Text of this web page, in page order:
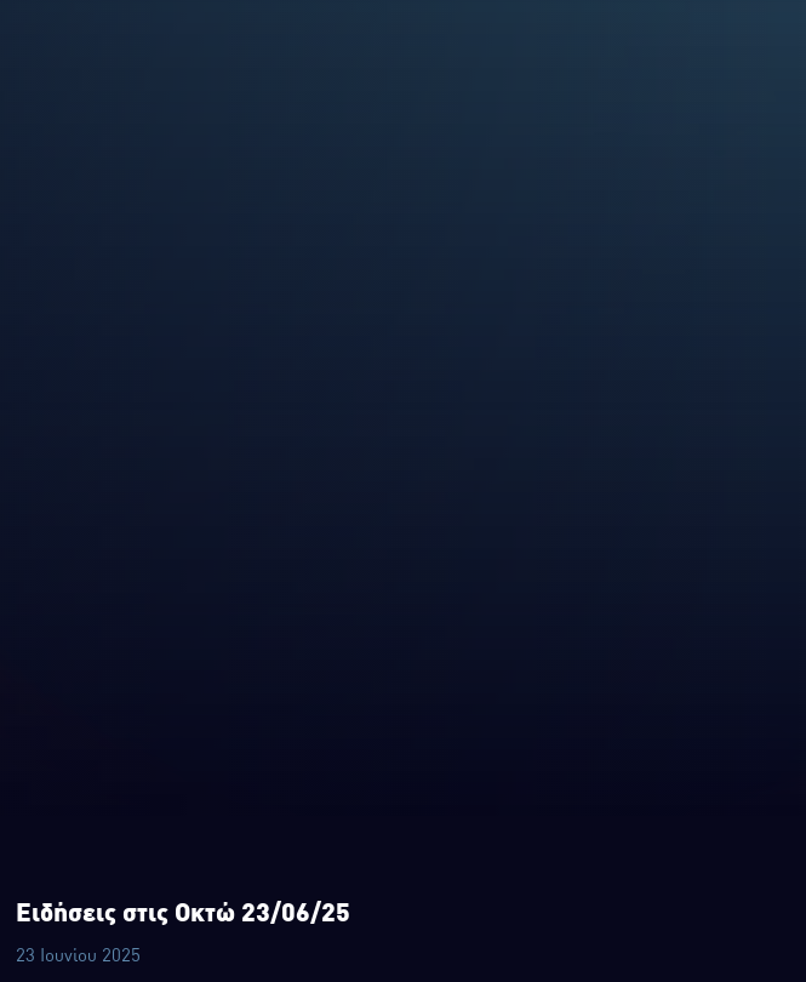
Ειδήσεις στις Οκτώ 23/06/25
23 Ιουνίου 2025